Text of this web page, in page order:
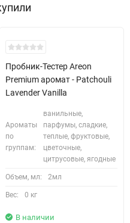
Кожні 1500₴ чеку = 1 тестер
Пробник-Тестер Areon
Premium аромат - Patchouli
Lavender Vanilla
Ароматы
по
группам:
ванильные,
парфумы, сладкие,
теплые, фруктовые,
цветочные,
цитрусовые, ягодные
Объем, мл: 2мл
Вес: 0 кг
В наличии